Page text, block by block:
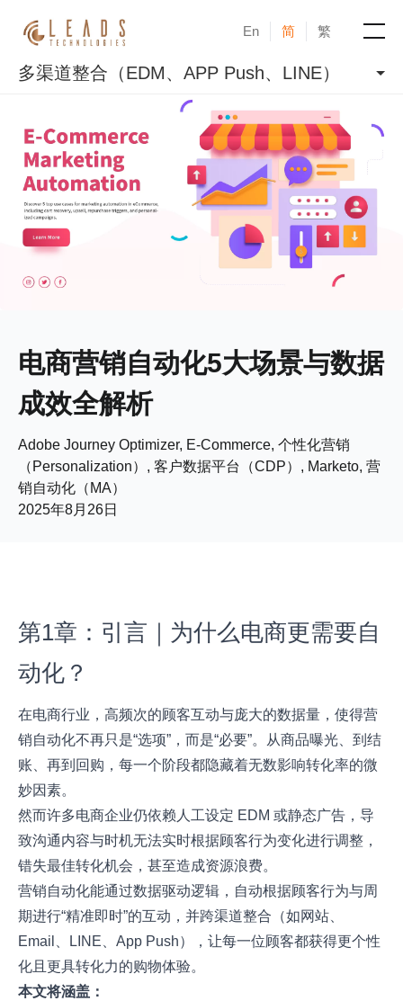
En 简 繁
产品
服务
成功案例
新闻与活动
博客
电商营销自动化5大场景与数据
成效全解析
Adobe Journey Optimizer, E-Commerce, 个性化营销
（Personalization）, 客户数据平台（CDP）, Marketo, 营
销自动化（MA）
2025年8月26日
多渠道整合（EDM、APP Push、LINE）
第1章：引言｜为什么电商更需要自
动化？
在电商行业，高频次的顾客互动与庞大的数据量，使得营
销自动化不再只是“选项”，而是“必要”。从商品曝光、到结
账、再到回购，每一个阶段都隐藏着无数影响转化率的微
妙因素。
然而许多电商企业仍依赖人工设定 EDM 或静态广告，导
致沟通内容与时机无法实时根据顾客行为变化进行调整，
错失最佳转化机会，甚至造成资源浪费。
营销自动化能通过数据驱动逻辑，自动根据顾客行为与周
期进行“精准即时”的互动，并跨渠道整合（如网站、
Email、LINE、App Push），让每一位顾客都获得更个性
化且更具转化力的购物体验。
本文将涵盖：